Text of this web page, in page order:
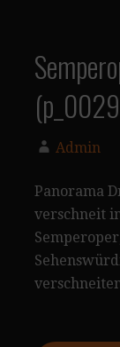
Admin
Panorama
verschneit